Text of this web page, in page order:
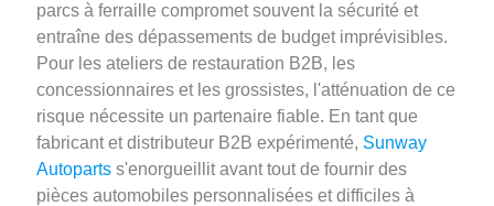
parcs à ferraille compromet souvent la sécurité et
entraîne des dépassements de budget imprévisibles.
Pour les ateliers de restauration B2B, les
concessionnaires et les grossistes, l'atténuation de ce
risque nécessite un partenaire fiable. En tant que
fabricant et distributeur B2B expérimenté, Sunway
Autoparts s'enorgueillit avant tout de fournir des
pièces automobiles personnalisées et difficiles à